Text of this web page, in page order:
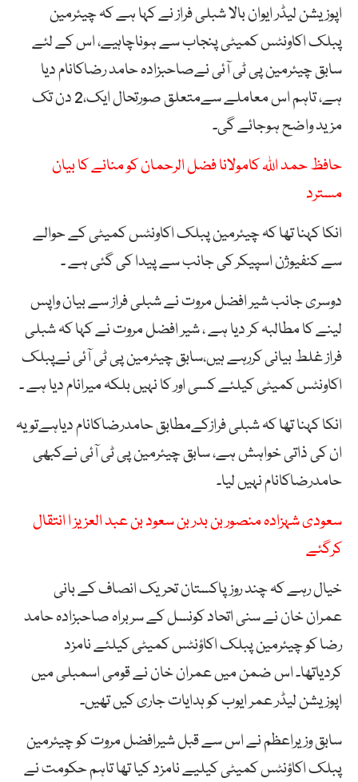
اپوزیشن لیڈر ایوان بالا شبلی فراز نے کہا ہے کہ چیئرمین
پبلک اکاونٹس کمیٹی پنجاب سے ہوناچاہیے، اس کے لئے
سابق چیئرمین پی ٹی آئی نےصاحبزادہ حامد رضاکانام دیا
ہے، تاہم اس معاملے سےمتعلق صورتحال ایک،2 دن تک
مزید واضح ہوجائے گی۔
حافظ حمد اللہ کامولانا فضل الرحمان کو منانے کا بیان
مسترد
انکا کہنا تھا کہ چیئرمین پبلک اکاونٹس کمیٹی کے حوالے
سے کنفیوژن اسپیکر کی جانب سے پیدا کی گئی ہے ۔
دوسری جانب شیر افضل مروت نے شبلی فراز سے بیان واپس
لینے کا مطالبہ کر دیا ہے ، شیر افضل مروت نے کہا کہ شبلی
فراز غلط بیانی کررہے ہیں،سابق چیئرمین پی ٹی آئی نےپبلک
اکاونٹس کمیٹی کیلئے کسی اور کا نہیں بلکہ میرانام دیا ہے ۔
انکا کہنا تھا کہ شبلی فرازکےمطابق حامدرضاکانام دیاہےتویہ
ان کی ذاتی خواہش ہے، سابق چیئرمین پی ٹی آئی نےکبھی
حامدرضاکانام نہیں لیا۔
سعودی شہزادہ منصور بن بدر بن سعود بن عبد العزیز ا انتقال
کرگئے
خیال رہے کہ چند روزپاکستان تحریک انصاف کے بانی
عمران خان نے سنی اتحاد کونسل کے سربراہ صاحبزادہ حامد
رضا کو چیئرمین پبلک اکاؤنٹس کمیٹی کیلئے نامزد
کردیاتھا۔ اس ضمن میں عمران خان نے قومی اسمبلی میں
اپوزیشن لیڈر عمر ایوب کو ہدایات جاری کیں تھیں۔
سابق وزیراعظم نے اس سے قبل شیرافضل مروت کو چیئرمین
پبلک اکاؤنٹس کمیٹی کیلیے نامزد کیا تھا تاہم حکومت نے